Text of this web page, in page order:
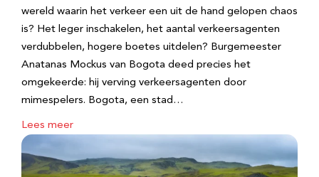
wereld waarin het verkeer een uit de hand gelopen chaos
is? Het leger inschakelen, het aantal verkeersagenten
verdubbelen, hogere boetes uitdelen? Burgemeester
Anatanas Mockus van Bogota deed precies het
omgekeerde: hij verving verkeersagenten door
mimespelers. Bogota, een stad…
Lees meer